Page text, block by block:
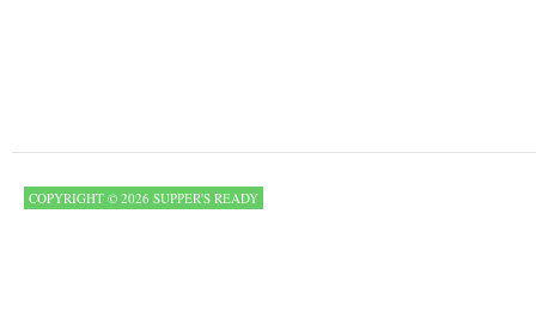
COPYRIGHT © 2026 SUPPER'S READY